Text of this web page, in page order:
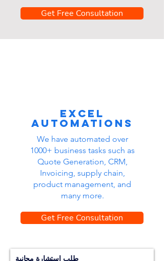
Get Free Consultation
Excel
automations
We have automated over
1000+ business tasks such as
Quote Generation, CRM,
Invoicing, supply chain,
product management, and
many more.
Get Free Consultation
طلب استشارة مجانية